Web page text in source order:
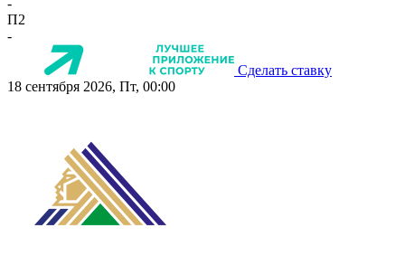
-
П2
-
Сделать ставку
18 сентября 2026, Пт, 00:00